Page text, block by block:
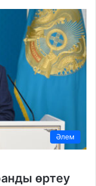
Әлем
өртеу